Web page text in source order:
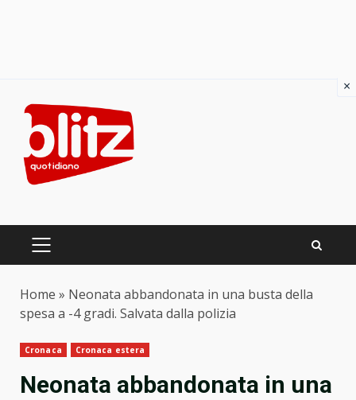
content
PRIMARY
Home » Neonata abbandonata in una busta della
spesa a -4 gradi. Salvata dalla polizia
Cronaca Cronaca estera
Neonata abbandonata in una
×